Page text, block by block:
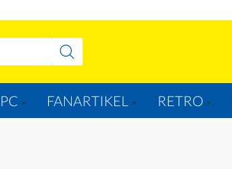
PC FANARTIKEL RETRO